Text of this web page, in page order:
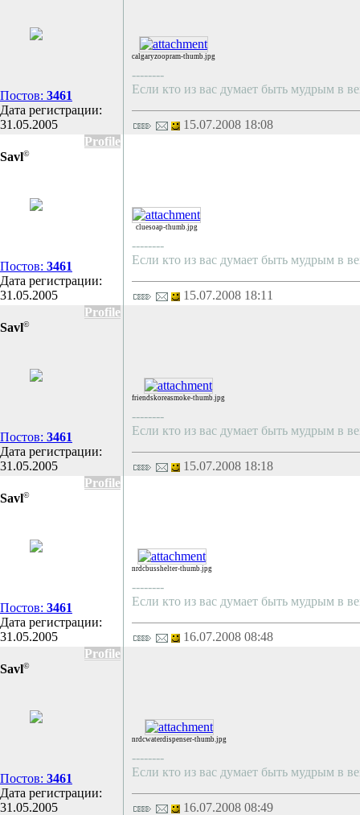
Постов: 3461
Дата регистрации:
31.05.2005
calgaryzoopram-thumb.jpg
--------
Если кто из вас думает быть мудрым в
15.07.2008 18:08
Profile
Savl©
Постов: 3461
Дата регистрации:
31.05.2005
cluesoap-thumb.jpg
--------
Если кто из вас думает быть мудрым в
15.07.2008 18:11
Profile
Savl©
Постов: 3461
Дата регистрации:
31.05.2005
friendskoreasmoke-thumb.jpg
--------
Если кто из вас думает быть мудрым в
15.07.2008 18:18
Profile
Savl©
Постов: 3461
Дата регистрации:
31.05.2005
nrdcbusshelter-thumb.jpg
--------
Если кто из вас думает быть мудрым в
16.07.2008 08:48
Profile
Savl©
Постов: 3461
Дата регистрации:
31.05.2005
nrdcwaterdispenser-thumb.jpg
--------
Если кто из вас думает быть мудрым в
16.07.2008 08:49